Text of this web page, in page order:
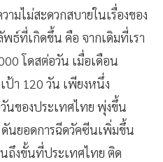
มไม่สะดวกสบายในเรื่องของ
ธ์ที่เกิดขึ้น คือ จากเดิมที่เรา
โดสต่อวัน เมื่อเดือน
า 120 วัน เพียงหนึ่ง
นของประเทศไทย พุ่งขึ้น
นยอดการฉีดวัคซีนเพิ่มขึ้น
ถึงขั้นที่ประเทศไทย ติด